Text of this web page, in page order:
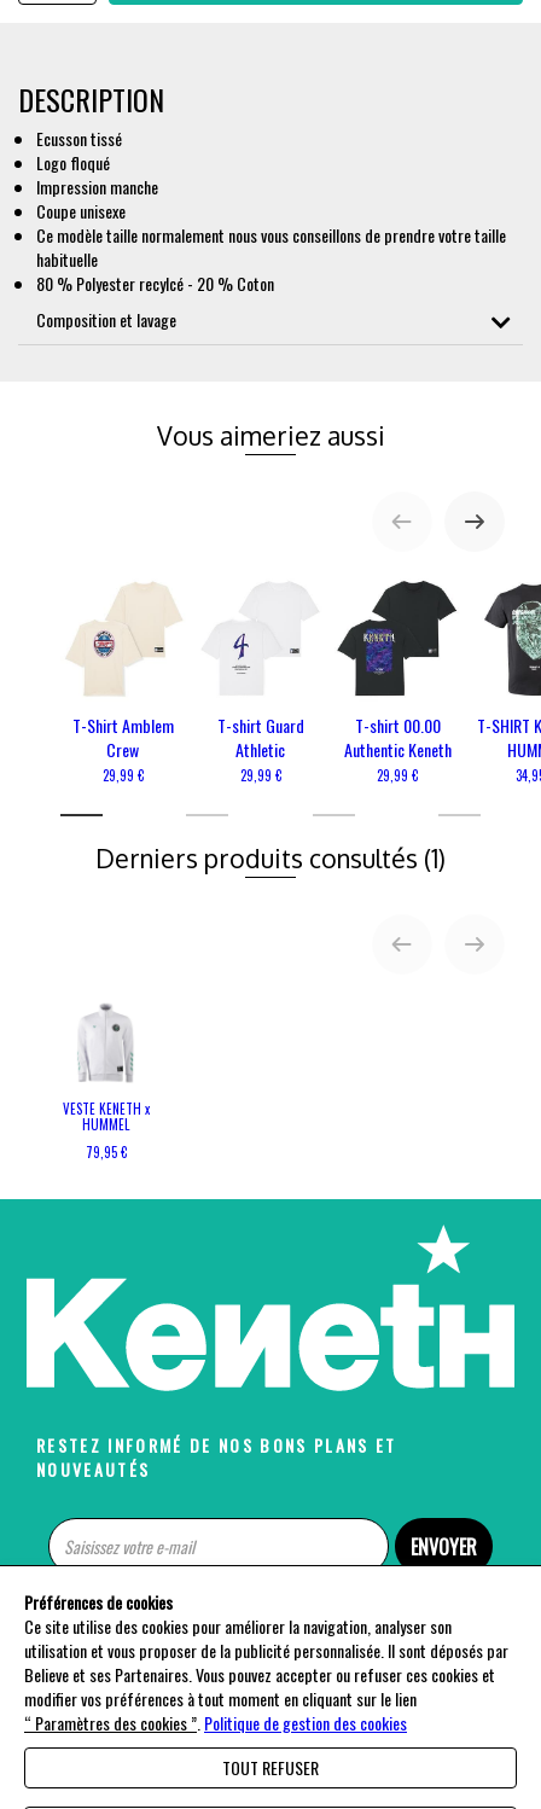
DESCRIPTION
Ecusson tissé
Logo floqué
Impression manche
Coupe unisexe
Ce modèle taille normalement nous vous conseillons de prendre votre taille
habituelle
80 % Polyester recylcé - 20 % Coton
Composition et lavage
Vous aimeriez aussi
T-Shirt Amblem
Crew
29,99 €
T-shirt Guard
Athletic
29,99 €
T-shirt 00.00
Authentic Keneth
29,99 €
T-SHIRT
Derniers produits consultés (1)
VESTE KENETH x
HUMMEL
79,95 €
RESTEZ INFORMÉ DE NOS BONS PLANS ET
NOUVEAUTÉS
ENVOYER
A PROPOS DE MISTER V
NOS CATÉGORIES
AIDE & CONTACTS
Préférences de cookies
Ce site utilise des cookies pour améliorer la navigation, analyser son
utilisation et vous proposer de la publicité personnalisée. Il sont déposés par
Believe et ses Partenaires. Vous pouvez accepter ou refuser ces cookies et
modifier vos préférences à tout moment en cliquant sur le lien
“ Paramètres des cookies ” Politique de gestion des cookies
TOUT REFUSER